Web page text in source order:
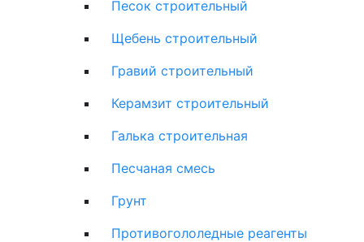
Песок строительный
Щебень строительный
Гравий строительный
Керамзит строительный
Галька строительная
Песчаная смесь
Грунт
Противогололедные реагенты